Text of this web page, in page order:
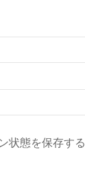
状態を保存する